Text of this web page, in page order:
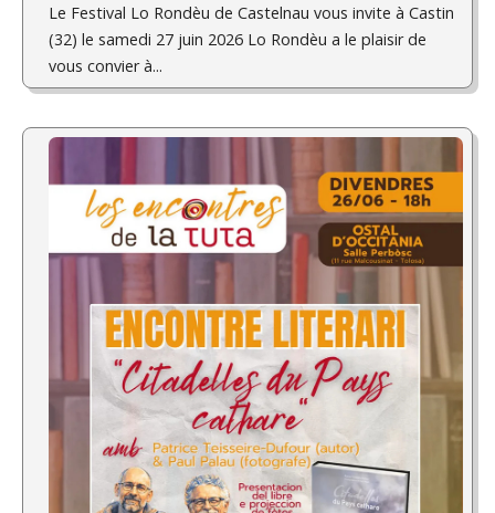
Le Festival Lo Rondèu de Castelnau vous invite à Castin
(32) le samedi 27 juin 2026 Lo Rondèu a le plaisir de
vous convier à...